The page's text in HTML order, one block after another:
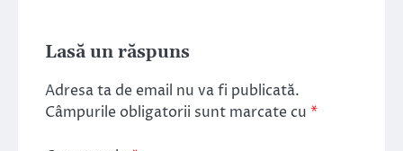
Lasă un răspuns
Adresa ta de email nu va fi publicată.
Câmpurile obligatorii sunt marcate cu *